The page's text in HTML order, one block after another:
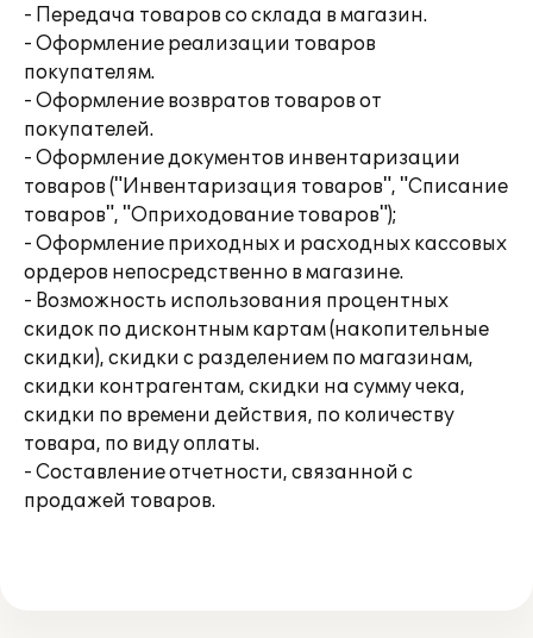
- Передача товаров со склада в магазин.
- Оформление реализации товаров
покупателям.
- Оформление возвратов товаров от
покупателей.
- Оформление документов инвентаризации
товаров ("Инвентаризация товаров", "Списание
товаров", "Оприходование товаров");
- Оформление приходных и расходных кассовых
ордеров непосредственно в магазине.
- Возможность использования процентных
скидок по дисконтным картам (накопительные
скидки), скидки с разделением по магазинам,
скидки контрагентам, скидки на сумму чека,
скидки по времени действия, по количеству
товара, по виду оплаты.
- Составление отчетности, связанной с
продажей товаров.